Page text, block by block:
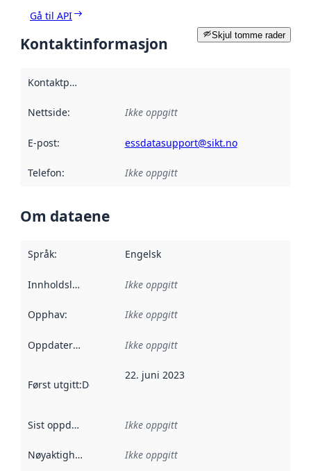
Gå til API
Skjul tomme rader
Kontaktinformasjon
Kontaktpunkt
Nettside: Ikke oppgitt
E-post: essdatasupport@sikt.no
Telefon: Ikke oppgitt
Om dataene
Språk: Engelsk
Innholdsleverandører :
Ikke oppgitt
Opphav: Ikke oppgitt
Oppdateringsfrekvens :
Ikke oppgitt
Først utgitt:Denne datoen sier når dataene i dette
22. juni 2023
Sist oppdatert Ikke oppgitt
Nøyaktighet Ikke oppgitt